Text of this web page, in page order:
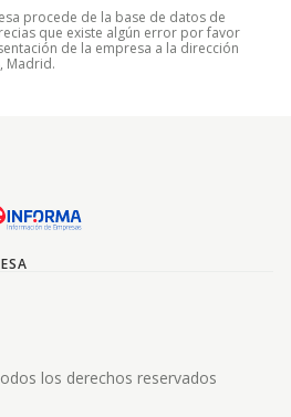
procede de la base de datos de
que existe algún error por favor
de la empresa a la dirección
Madrid.
los derechos reservados